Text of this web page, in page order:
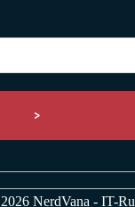
>
NerdVana - IT-